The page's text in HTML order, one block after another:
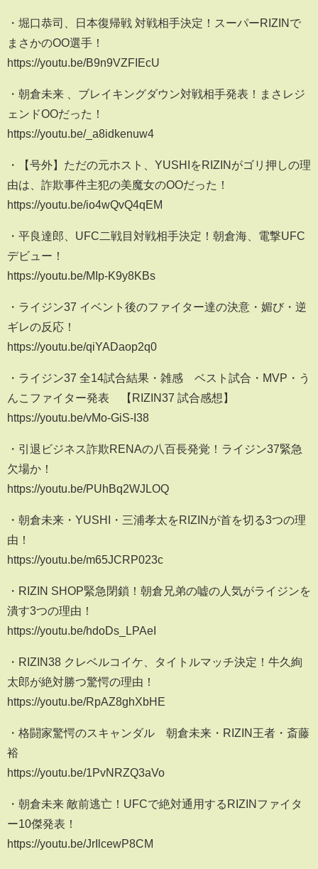
・堀口恭司、日本復帰戦 対戦相手決定！スーパーRIZINで
まさかのOO選手！
https://youtu.be/B9n9VZFIEcU
・朝倉未来 、ブレイキングダウン対戦相手発表！まさレジ
ェンドOOだった！
https://youtu.be/_a8idkenuw4
・【号外】ただの元ホスト、YUSHIをRIZINがゴリ押しの理
由は、詐欺事件主犯の美魔女のOOだった！
https://youtu.be/io4wQvQ4qEM
・平良達郎、UFC二戦目対戦相手決定！朝倉海、電撃UFC
デビュー！
https://youtu.be/MIp-K9y8KBs
・ライジン37 イベント後のファイター達の決意・媚び・逆
ギレの反応！
https://youtu.be/qiYADaop2q0
・ライジン37 全14試合結果・雑感 ベスト試合・MVP・う
んこファイター発表 【RIZIN37 試合感想】
https://youtu.be/vMo-GiS-I38
・引退ビジネス詐欺RENAの八百長発覚！ライジン37緊急
欠場か！
https://youtu.be/PUhBq2WJLOQ
・朝倉未来・YUSHI・三浦孝太をRIZINが首を切る3つの理
由！
https://youtu.be/m65JCRP023c
・RIZIN SHOP緊急閉鎖！朝倉兄弟の嘘の人気がライジンを
潰す3つの理由！
https://youtu.be/hdoDs_LPAeI
・RIZIN38 クレベルコイケ、タイトルマッチ決定！牛久絢
太郎が絶対勝つ驚愕の理由！
https://youtu.be/RpAZ8ghXbHE
・格闘家驚愕のスキャンダル 朝倉未来・RIZIN王者・斎藤
裕
https://youtu.be/1PvNRZQ3aVo
・朝倉未来 敵前逃亡！UFCで絶対通用するRIZINファイタ
ー10傑発表！
https://youtu.be/JrIlcewP8CM